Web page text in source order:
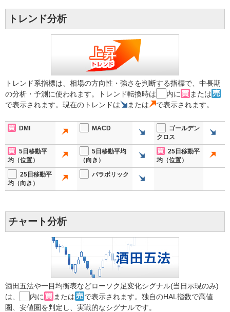
トレンド分析
トレンド系指標は、相場の方向性・強さを判断する指標で、中長期
の分析・予測に使われます。トレンド転換時は
内に
または
で表示されます。現在のトレンドは
または で表示されます。
DMI MACD
ゴールデン
クロス
5日移動平
均（位置）
5日移動平均
（向き）
25日移動平
均（位置）
25日移動平
均（向き）
パラボリック
チャート分析
酒田五法や一目均衡表などローソク足変化シグナル(当日示現のみ)
は、
内に または
で表示されます。独自のHAL指数で高値
圏、安値圏を判定し、実戦的なシグナルです。